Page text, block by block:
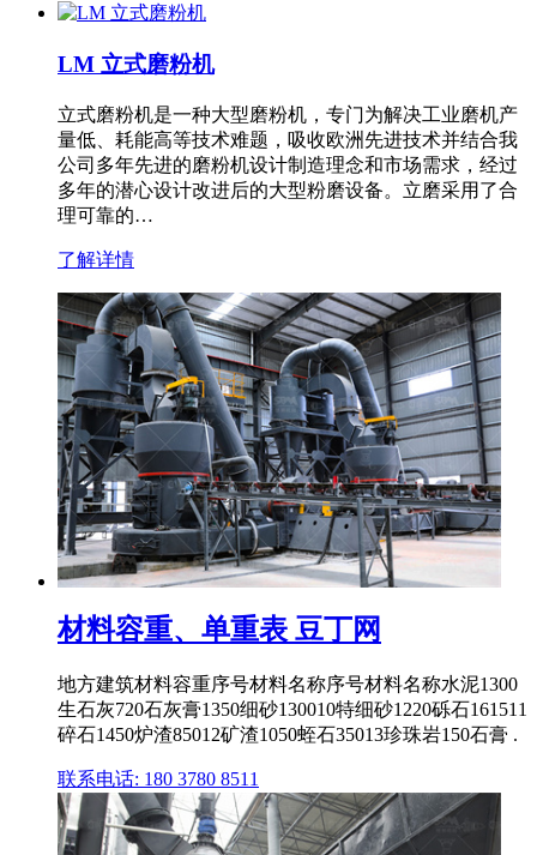
LM 立式磨粉机
立式磨粉机是一种大型磨粉机，专门为解决工业磨机产
量低、耗能高等技术难题，吸收欧洲先进技术并结合我
公司多年先进的磨粉机设计制造理念和市场需求，经过
多年的潜心设计改进后的大型粉磨设备。立磨采用了合
理可靠的…
了解详情
材料容重、单重表 豆丁网
地方建筑材料容重序号材料名称序号材料名称水泥1300
生石灰720石灰膏1350细砂130010特细砂1220砾石161511
碎石1450炉渣85012矿渣1050蛭石35013珍珠岩150石膏 .
联系电话: 180 3780 8511